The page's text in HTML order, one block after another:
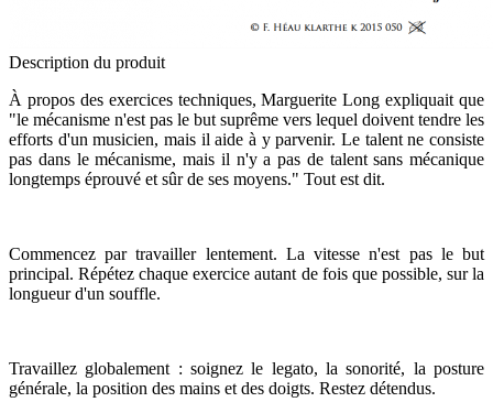
Description du produit
À propos des exercices techniques, Marguerite Long expliquait que
"le mécanisme n'est pas le but suprême vers lequel doivent tendre les
efforts d'un musicien, mais il aide à y parvenir. Le talent ne consiste
pas dans le mécanisme, mais il n'y a pas de talent sans mécanique
longtemps éprouvé et sûr de ses moyens." Tout est dit.
Commencez par travailler lentement. La vitesse n'est pas le but
principal. Répétez chaque exercice autant de fois que possible, sur la
longueur d'un souffle.
Travaillez globalement : soignez le legato, la sonorité, la posture
générale, la position des mains et des doigts. Restez détendus.